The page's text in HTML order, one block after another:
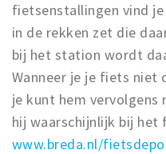
fietsenstallingen vind je
in de rekken zet die
bij het station wordt
Wanneer je je fiets niet
je kunt hem
hij waarschijnlijk bij
www.breda.nl/